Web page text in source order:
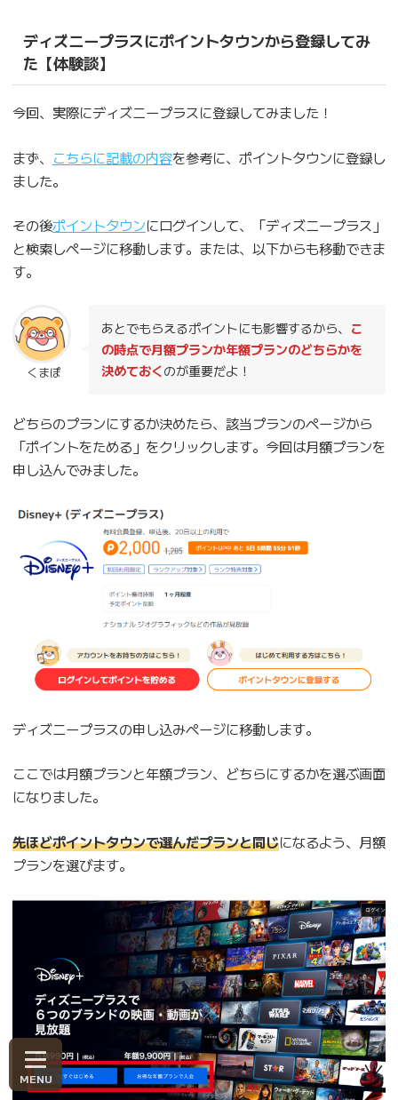
ディズニープラスにポイントタウンから登録してみ
た【体験談】
今回、実際にディズニープラスに登録してみました！
まず、 こちらに記載の内容を参考に、ポイントタウンに登録し
ました。
その後ポイントタウンにログインして、「ディズニープラス」
と検索しページに移動します。または、以下からも移動できま
す。
くまぽ
あとでもらえるポイントにも影響するから、 こ
の時点で月額プランか年額プランのどちらかを
決めておくのが重要だよ！
どちらのプランにするか決めたら、該当プランのページから
「ポイントをためる」をクリックします。今回は月額プランを
申し込んでみました。
ディズニープラスの申し込みページに移動します。
ここでは月額プランと年額プラン、どちらにするかを選ぶ画面
になりました。
先ほどポイントタウンで選んだプランと同じになるよう、月額
プランを選びます。